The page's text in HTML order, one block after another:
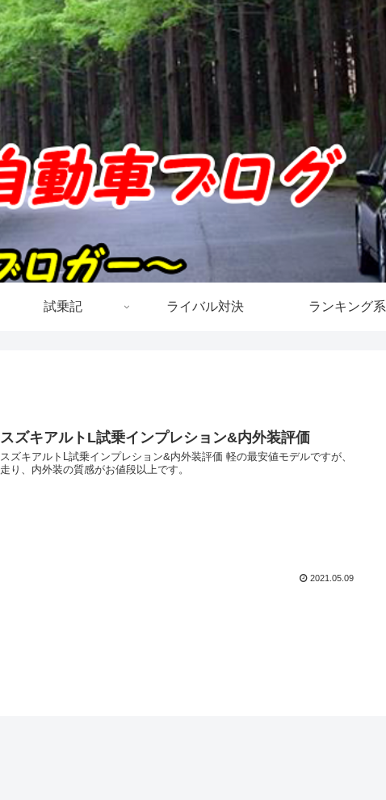
試乗記 ライバル対決 ランキング系
スズキアルトL試乗インプレション&内外装評価
スズキアルトL試乗インプレション&内外装評価 軽の最安値モデルですが、
走り、内外装の質感がお値段以上です。
2021.05.09